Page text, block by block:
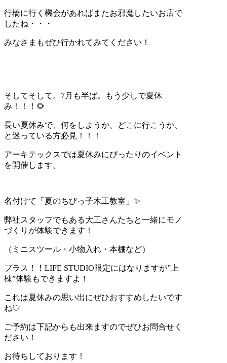
行橋に行く機会があればまたお邪魔したいお店で
したね・・・
みなさまもぜひ行かれてみてください！
そしてそして。7月も半ば。もう少しで夏休
み！！！🌻
長い夏休みで、何をしようか、どこに行こうか、
と迷っている方必見！！！
アーキテックスでは夏休みにぴったりのイベント
を開催します。
名付けて「夏のちびっ子木工教室」✨
弊社スタッフでもある大工さんたちと一緒にモノ
づくりが体験できます！
（ミニスツール・小物入れ・本棚など）
プラス！！LIFE STUDIO限定にはなりますが”上
棟”体験もできますよ！
これは夏休みの思い出にぜひおすすめしたいです
ね♡
ご予約は下記からも出来ますのでぜひお問合せく
ださい！
お待ちしております！